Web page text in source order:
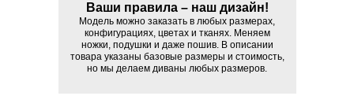
Ваши правила – наш дизайн!
Модель можно заказать в любых размерах,
конфигурациях, цветах и тканях. Меняем
ножки, подушки и даже пошив. В описании
товара указаны базовые размеры и стоимость,
но мы делаем диваны любых размеров.